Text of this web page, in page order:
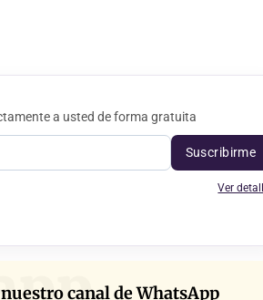
a usted de forma gratuita
Suscribirme
Ver
nuestro canal de WhatsApp